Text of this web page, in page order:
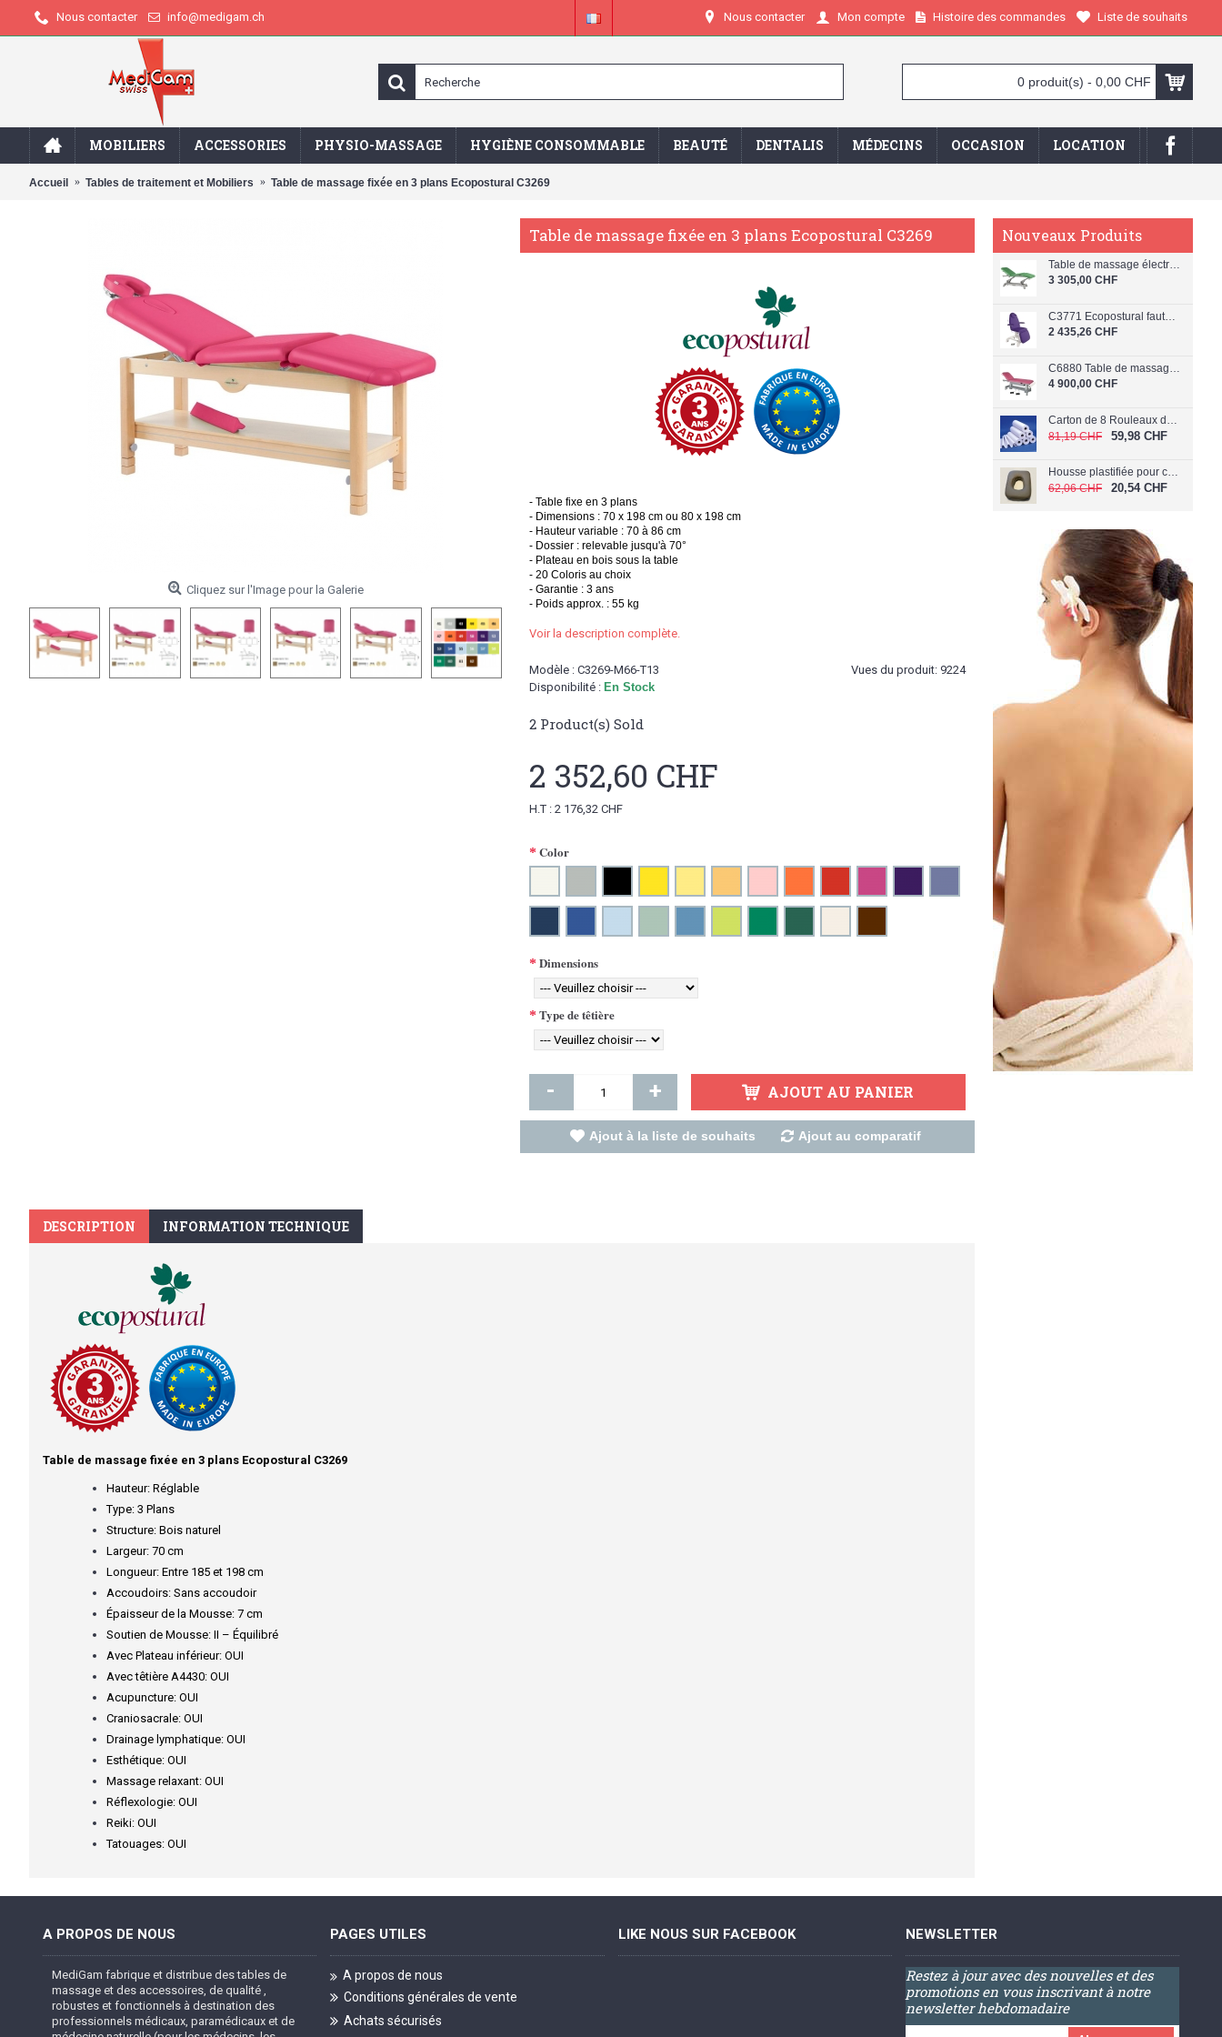
Nous contacter info@medigam.ch Nous contacter Mon compte Histoire des commandes Liste de souhaits
0 produit(s) - 0,00 CHF
MOBILIERS ACCESSORIES PHYSIO-MASSAGE HYGIÈNE CONSOMMABLE BEAUTÉ DENTALIS MÉDECINS OCCASION LOCATION
Accueil Tables de traitement et Mobiliers Table de massage fixée en 3 plans Ecopostural C3269
Nouveaux Produits
Table de massage électrique en 3 plans Ecopostural C5926
3 305,00 CHF
C3771 Ecopostural fauteuil beauty
2 435,26 CHF
C6880 Table de massage électrique en 2 plans Ecopostural
4 900,00 CHF
Carton de 8 Rouleaux de papier Extra Doux 60 cm (Largeur 60 cm)
81,19 CHF
59,98 CHF
Housse plastifiée pour coussin de visage C-040/PL
62,06 CHF
20,54 CHF
Cliquez sur l'Image pour la Galerie
Table de massage fixée en 3 plans Ecopostural C3269
- Table fixe en 3 plans
- Dimensions : 70 x 198 cm ou 80 x 198 cm
- Hauteur variable : 70 à 86 cm
- Dossier : relevable jusqu'à 70°
- Plateau en bois sous la table
- 20 Coloris au choix
- Garantie : 3 ans
- Poids approx. : 55 kg
Voir la description complète.
Vues du produit: 9224
Modèle : C3269-M66-T13
Disponibilité : En Stock
2 Product(s) Sold
2 352,60 CHF
H.T : 2 176,32 CHF
Color
Dimensions
Type de têtière
- + AJOUT AU PANIER
Ajout à la liste de souhaits Ajout au comparatif
DESCRIPTION INFORMATION TECHNIQUE
Table de massage fixée en 3 plans Ecopostural C3269
Hauteur: Réglable
Type: 3 Plans
Structure: Bois naturel
Largeur: 70 cm
Longueur: Entre 185 et 198 cm
Accoudoirs: Sans accoudoir
Épaisseur de la Mousse: 7 cm
Soutien de Mousse: II – Équilibré
Avec Plateau inférieur: OUI
Avec têtière A4430: OUI
Acupuncture: OUI
Craniosacrale: OUI
Drainage lymphatique: OUI
Esthétique: OUI
Massage relaxant: OUI
Réflexologie: OUI
Reiki: OUI
Tatouages: OUI
A PROPOS DE NOUS
MediGam fabrique et distribue des tables de
massage et des accessoires, de qualité ,
robustes et fonctionnels à destination des
professionnels médicaux, paramédicaux et de
PAGES UTILES
A propos de nous
Conditions générales de vente
Achats sécurisés
LIKE NOUS SUR FACEBOOK NEWSLETTER
Restez à jour avec des nouvelles et des
promotions en vous inscrivant à notre
newsletter hebdomadaire